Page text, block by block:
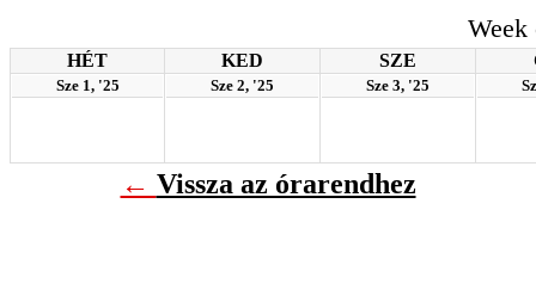
Week
HÉT KED SZE
Sze 1, '25 Sze 2, '25 Sze 3, '25
← Vissza az órarendhez